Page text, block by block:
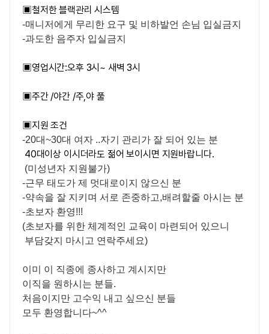
▣철저한 블랙관리 시스템
-매니저에게 무리한 요구 및 비하발언 손님 입실금지
-과도한 음주자 입실금지
▣영업시간:오후 3시~ 새벽 3시
▣주간 /야간 /주,야 풀
▣지원 조건
-20대~30대 여자 ..자기 관리가 잘 되어 있는 분
40대이상 이시더라도 젊어 보이시면 지원바랍니다.
(미성년자 지원불가)
-근무 태도가 제 멋대로이지 않으신 분
-약속을 잘 지키며 서로 존중하고,배려할줄 아시는 분
-초보자 환영!!!
(초보자를 위한 체계적인 교육이 마련되어 있으니
부담갖지 마시고 연락주세요)
이미 이 직종에 종사하고 계시지만
이직을 원하시는 분들.
처음이지만 고수익 내고 싶으신 분들
모두 환영합니다~^^